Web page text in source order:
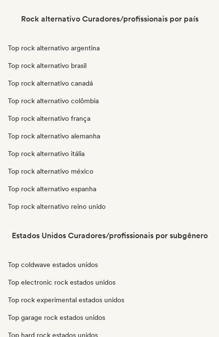
Rock alternativo Curadores/profissionais por país
Top rock alternativo argentina
Top rock alternativo brasil
Top rock alternativo canadá
Top rock alternativo colômbia
Top rock alternativo frança
Top rock alternativo alemanha
Top rock alternativo itália
Top rock alternativo méxico
Top rock alternativo espanha
Top rock alternativo reino unido
Estados Unidos Curadores/profissionais por subgênero
Top coldwave estados unidos
Top electronic rock estados unidos
Top rock experimental estados unidos
Top garage rock estados unidos
Top hard rock estados unidos